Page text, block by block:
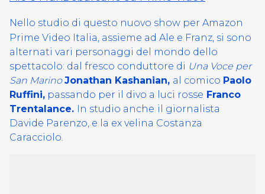
Nello studio di questo nuovo show per Amazon
Prime Video Italia, assieme ad Ale e Franz, si sono
alternati vari personaggi del mondo dello
spettacolo: dal fresco conduttore di Una Voce per
San Marino Jonathan Kashanian, al comico Paolo
Ruffini, passando per il divo a luci rosse Franco
Trentalance. In studio anche il giornalista
Davide Parenzo, e la ex velina Costanza
Caracciolo.